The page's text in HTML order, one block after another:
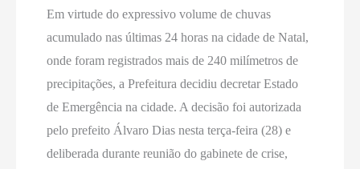
Em virtude do expressivo volume de chuvas
acumulado nas últimas 24 horas na cidade de Natal,
onde foram registrados mais de 240 milímetros de
precipitações, a Prefeitura decidiu decretar Estado
de Emergência na cidade. A decisão foi autorizada
pelo prefeito Álvaro Dias nesta terça-feira (28) e
deliberada durante reunião do gabinete de crise,